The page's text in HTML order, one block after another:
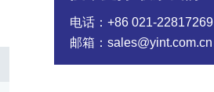
Status
电话：+86 021-22817269
邮箱：sales@yint.com.cn